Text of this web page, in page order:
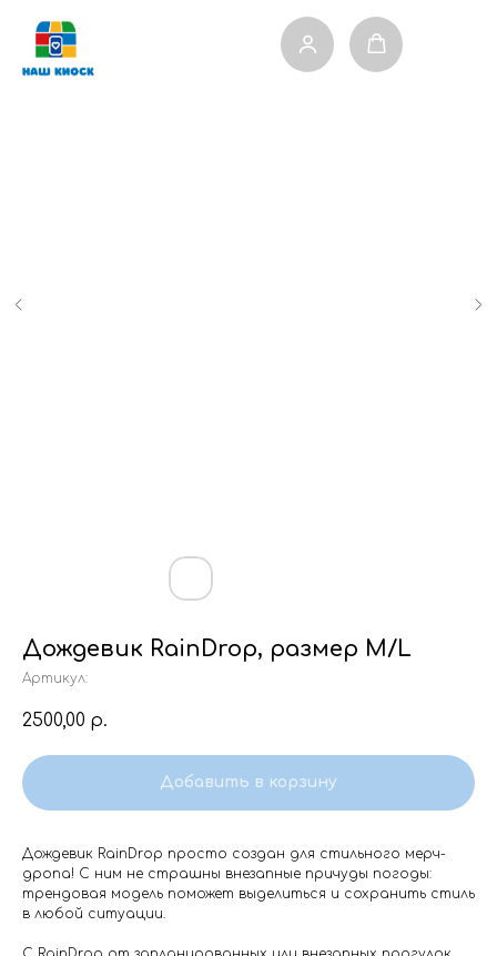
Дождевик RainDrop, размер M/L
Артикул:
2500,00 р.
Добавить в корзину
Дождевик RainDrop просто создан для стильного мерч-
дропа! С ним не страшны внезапные причуды погоды:
трендовая модель поможет выделиться и сохранить стиль
в любой ситуации.